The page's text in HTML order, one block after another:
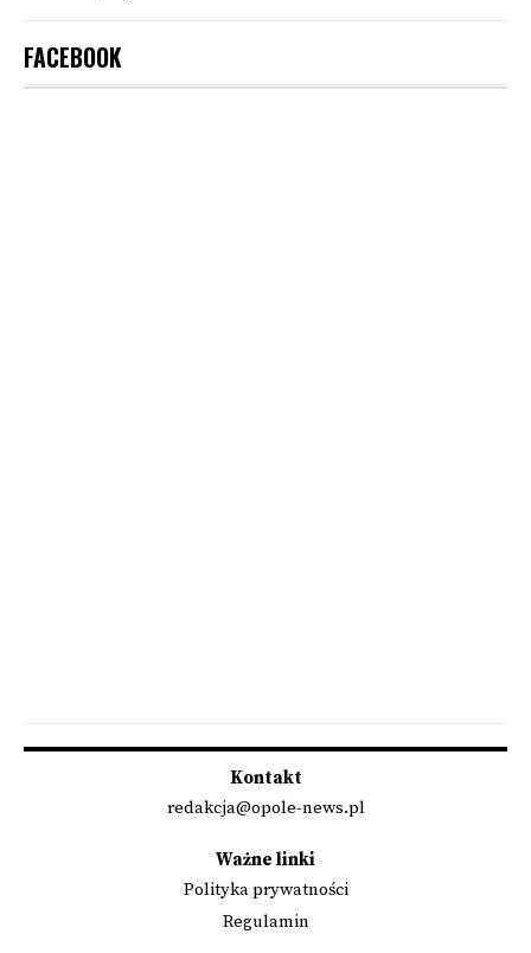
FACEBOOK
Kontakt
redakcja@opole-news.pl
Ważne linki
Polityka prywatności
Regulamin